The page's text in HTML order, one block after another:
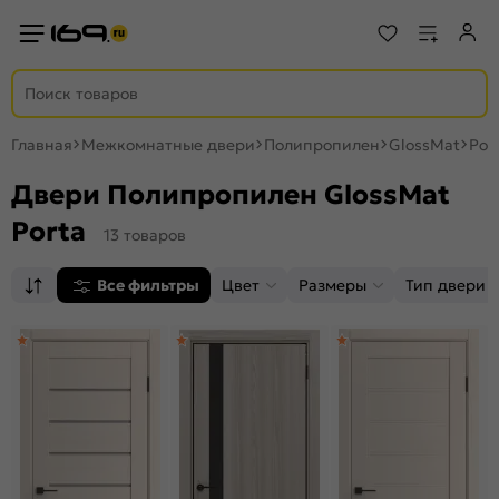
Главная Межкомнатные двери Полипропилен GlossMat
Двери Полипропилен GlossMat
Porta
13 товаров
Все фильтры Цвет Размеры Тип двери